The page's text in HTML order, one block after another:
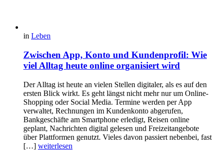
in Leben
Zwischen App, Konto und Kundenprofil: Wie
viel Alltag heute online organisiert wird
Der Alltag ist heute an vielen Stellen digitaler, als es auf den
ersten Blick wirkt. Es geht längst nicht mehr nur um Online-
Shopping oder Social Media. Termine werden per App
verwaltet, Rechnungen im Kundenkonto abgerufen,
Bankgeschäfte am Smartphone erledigt, Reisen online
geplant, Nachrichten digital gelesen und Freizeitangebote
über Plattformen genutzt. Vieles davon passiert nebenbei, fast
[…] weiterlesen